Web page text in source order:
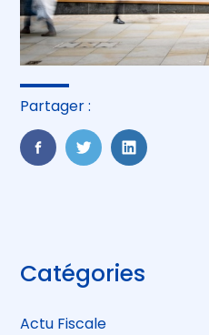
Partager :
FaceBook
TwitterLinkedIn
Blog
sidebar
Catégories
Actu Fiscale